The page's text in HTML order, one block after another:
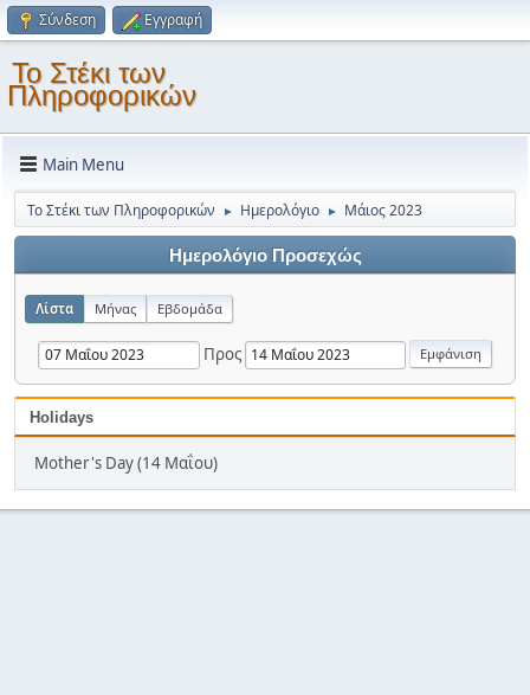
Σύνδεση Εγγραφή
Το Στέκι των
Πληροφορικών
Main Menu
Το Στέκι των Πληροφορικών ► Ημερολόγιο ► Μάιος 2023
Ημερολόγιο Προσεχώς
Λίστα Μήνας Εβδομάδα
Προς
Holidays
Mother's Day (14 Μαΐου)